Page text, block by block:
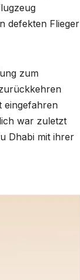
defekten Flieger
zum
eingefahren
war zuletzt
Dhabi mit ihrer